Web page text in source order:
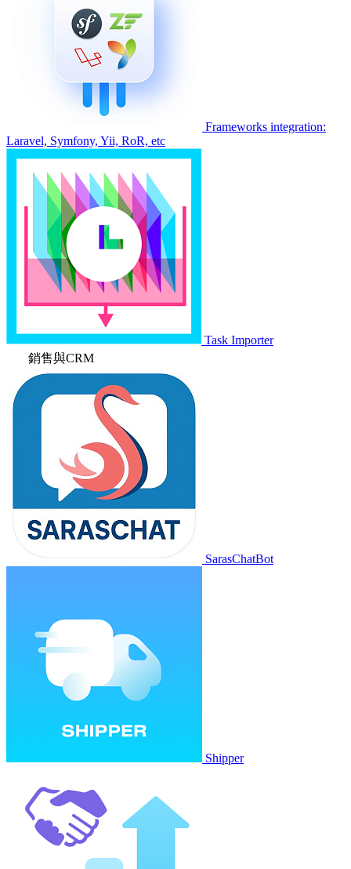
Frameworks integration:
Laravel, Symfony, Yii, RoR, etc
Task Importer
銷售與CRM
SarasChatBot
Shipper